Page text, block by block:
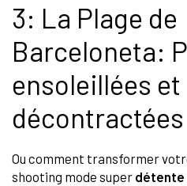
3: La Plage de
Barceloneta:
ensoleillées et
décontractées
Ou comment transformer
shooting mode super détente